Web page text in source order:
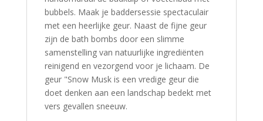
bubbels. Maak je baddersessie spectaculair
met een heerlijke geur. Naast de fijne geur
zijn de bath bombs door een slimme
samenstelling van natuurlijke ingrediënten
reinigend en vezorgend voor je lichaam. De
geur "Snow Musk is een vredige geur die
doet denken aan een landschap bedekt met
vers gevallen sneeuw.